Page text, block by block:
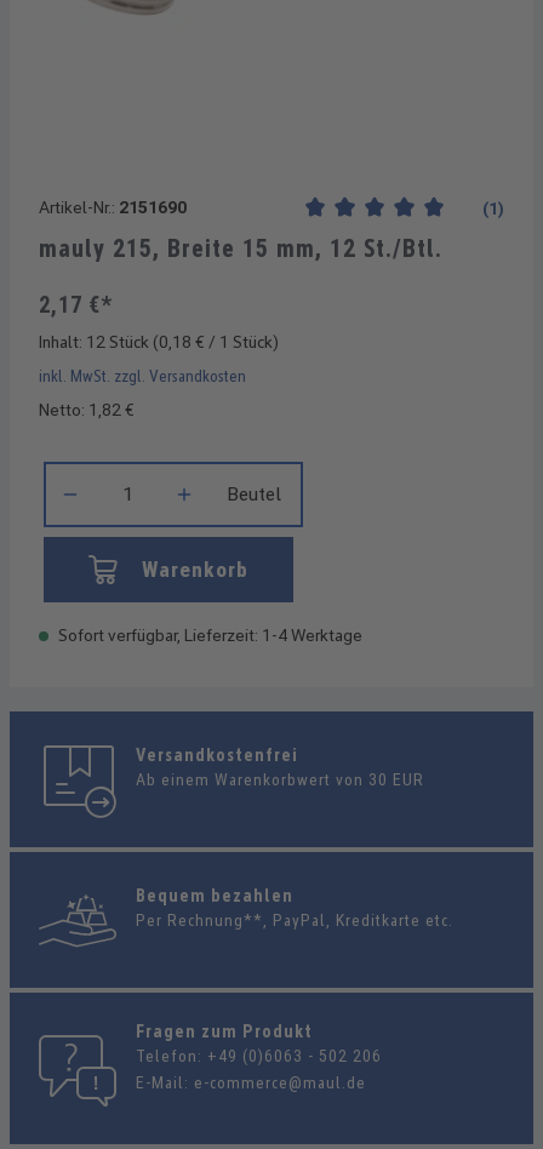
Artikel-Nr.: 2151690
Durchschnittliche
(1)
mauly 215, Breite 15 mm, 12 St./Btl.
2,17 €*
Inhalt: 12 Stück (0,18 € / 1 Stück)
inkl. MwSt. zzgl. Versandkosten
Netto: 1,82 €
Beutel
Warenkorb
Sofort verfügbar, Lieferzeit: 1-4 Werktage
Versandkostenfrei
Ab einem Warenkorbwert von 30 EUR
Bequem bezahlen
Per Rechnung**, PayPal, Kreditkarte etc.
Fragen zum Produkt
Telefon: +49 (0)6063 - 502 206
E-Mail: e-commerce@maul.de